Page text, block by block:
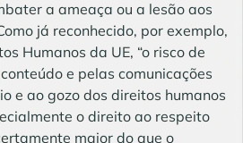
a ameaça ou a lesão aos
já reconhecido, por exemplo,
Humanos da UE, “o risco de
e pelas comunicações
e ao gozo dos direitos humanos
o direito ao respeito
maior do que o